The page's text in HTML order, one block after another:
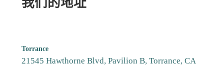
Torrance
21545 Hawthorne Blvd, Pavilion B, Torrance, CA